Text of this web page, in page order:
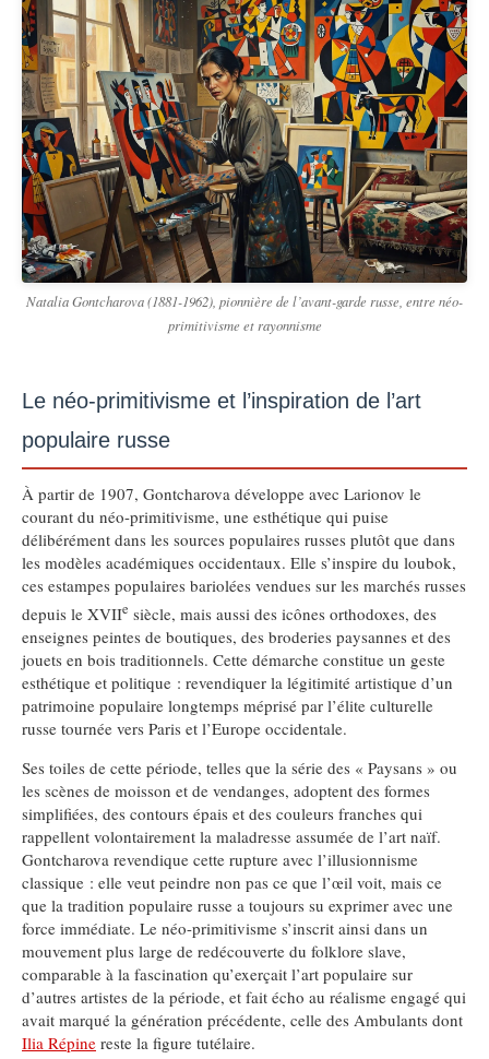
Natalia Gontcharova (1881-1962), pionnière de l’avant-garde russe, entre néo-
primitivisme et rayonnisme
Le néo-primitivisme et l’inspiration de l’art
populaire russe
À partir de 1907, Gontcharova développe avec Larionov le
courant du néo-primitivisme, une esthétique qui puise
délibérément dans les sources populaires russes plutôt que dans
les modèles académiques occidentaux. Elle s’inspire du loubok,
ces estampes populaires bariolées vendues sur les marchés russes
depuis le XVIIe siècle, mais aussi des icônes orthodoxes, des
enseignes peintes de boutiques, des broderies paysannes et des
jouets en bois traditionnels. Cette démarche constitue un geste
esthétique et politique : revendiquer la légitimité artistique d’un
patrimoine populaire longtemps méprisé par l’élite culturelle
russe tournée vers Paris et l’Europe occidentale.
Ses toiles de cette période, telles que la série des « Paysans » ou
les scènes de moisson et de vendanges, adoptent des formes
simplifiées, des contours épais et des couleurs franches qui
rappellent volontairement la maladresse assumée de l’art naïf.
Gontcharova revendique cette rupture avec l’illusionnisme
classique : elle veut peindre non pas ce que l’œil voit, mais ce
que la tradition populaire russe a toujours su exprimer avec une
force immédiate. Le néo-primitivisme s’inscrit ainsi dans un
mouvement plus large de redécouverte du folklore slave,
comparable à la fascination qu’exerçait l’art populaire sur
d’autres artistes de la période, et fait écho au réalisme engagé qui
avait marqué la génération précédente, celle des Ambulants dont
Ilia Répine reste la figure tutélaire.